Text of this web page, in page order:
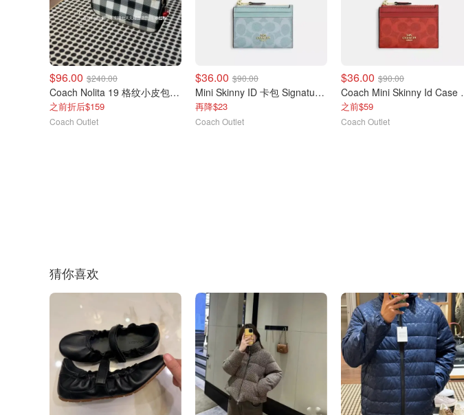
$96.00 $240.00
Coach Nolita 19 格纹小皮包 挂饰
之前折后$159
Coach Outlet
$36.00 $90.00
Mini Skinny ID 卡包 Signature 帆布
再降$23
Coach Outlet
$36.00 $90.00
Coach
之前$59
Coach Outlet
猜你喜欢